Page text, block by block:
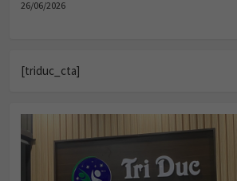
26/06/2026
[triduc_cta]